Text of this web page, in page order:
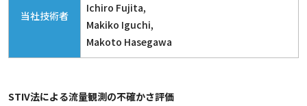
当社技術者
Ichiro Fujita,
Makiko Iguchi,
Makoto Hasegawa
STIV法による流量観測の不確かさ評価